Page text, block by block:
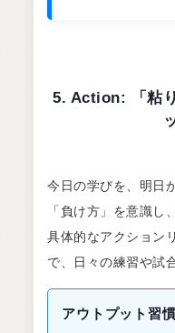
5. Action: 「粘
今日の学びを、明日
「負け方」を意識し
具体的なアクション
で、日々の練習や試
アウトプット習